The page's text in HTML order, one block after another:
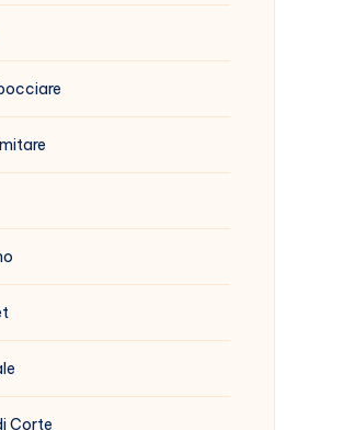
Corte